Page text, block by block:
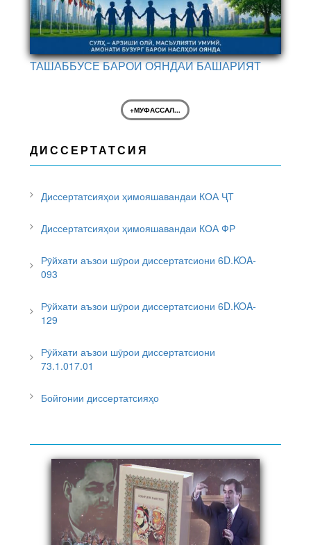
ТАШАББУСЕ БАРОИ ОЯНДАИ БАШАРИЯТ
+МУФАССАЛ...
ДИССЕРТАТСИЯ
Диссертатсияҳои ҳимояшавандаи КОА ҶТ
Диссертатсияҳои ҳимояшавандаи КОА ФР
Рӯйхати аъзои шӯрои диссертатсиони 6D.KOA-
093
Рӯйхати аъзои шӯрои диссертатсиони 6D.KOA-
129
Рӯйхати аъзои шӯрои диссертатсиони
73.1.017.01
Бойгонии диссертатсияҳо